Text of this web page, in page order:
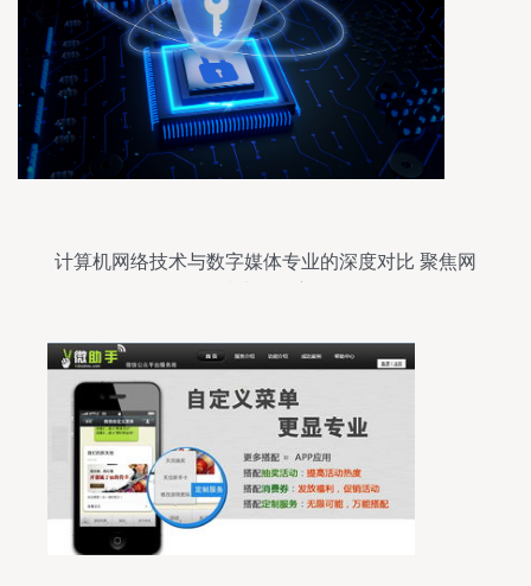
计算机网络技术与数字媒体专业的深度对比 聚焦网